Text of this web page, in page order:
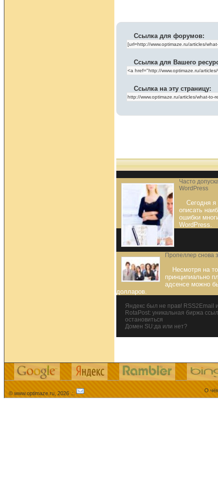
Ссылка для форумов:
Ссылка для Вашего
Ссылка на эту страницу:
Часто
WordPress
Сегодня я
описать
ошибки
WordPress.
Пропеллер снова
Несмотря на
принципиально
адсенсе можно
долларов.
Яндекс был не прав! RSS2Email
RotaPost: уникальная биржа
остановиться
Домен SU:да или нет?
© www.optimaze.ru, 2026 .:. О